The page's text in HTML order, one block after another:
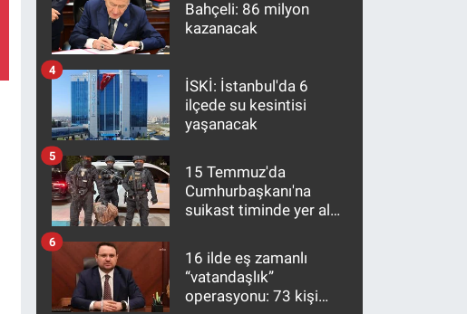
Bahçeli: 86 milyon
kazanacak
İSKİ: İstanbul'da 6
ilçede su kesintisi
yaşanacak
4
15 Temmuz'da
Cumhurbaşkanı'na
suikast timinde yer alan
10 yıl sonra yakalandı
5
16 ilde eş zamanlı
“vatandaşlık”
operasyonu: 73 kişi
6